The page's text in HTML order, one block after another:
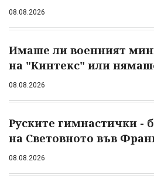
08.08.2026
Имаше ли военният
на "Кинтекс" или
08.08.2026
Руските гимнастички -
на Световното във
08.08.2026